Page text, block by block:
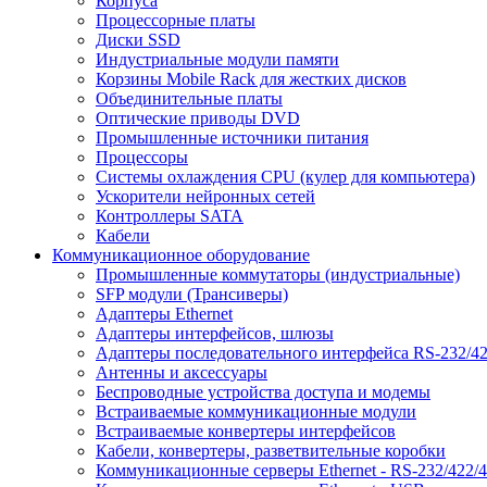
Процессорные платы
Диски SSD
Индустриальные модули памяти
Корзины Mobile Rack для жестких дисков
Объединительные платы
Оптические приводы DVD
Промышленные источники питания
Процессоры
Системы охлаждения CPU (кулер для компьютера)
Ускорители нейронных сетей
Контроллеры SATA
Кабели
Коммуникационное оборудование
Промышленные коммутаторы (индустриальные)
SFP модули (Трансиверы)
Адаптеры Ethernet
Адаптеры интерфейсов, шлюзы
Адаптеры последовательного интерфейса RS-232/
Антенны и аксессуары
Беспроводные устройства доступа и модемы
Встраиваемые коммуникационные модули
Встраиваемые конвертеры интерфейсов
Кабели, конвертеры, разветвительные коробки
Коммуникационные серверы Ethernet - RS-232/422/